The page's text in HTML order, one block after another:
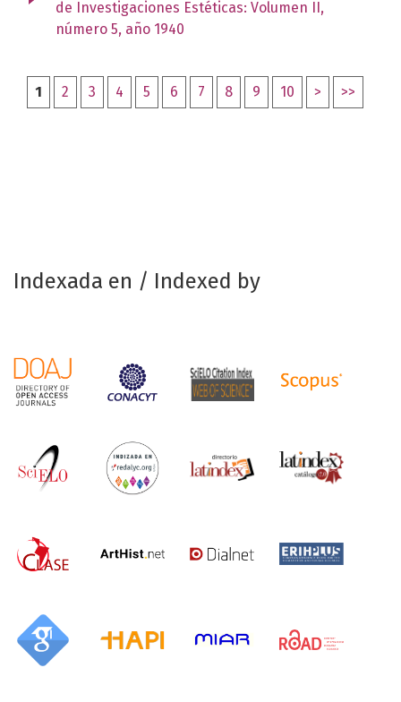
de Investigaciones Estéticas: Volumen II,
número 5, año 1940
1 2 3 4 5 6 7 8 9 10 > >>
Indexada en / Indexed by